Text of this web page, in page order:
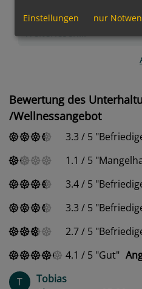
leider nur auf einem
Weiterlesen...
Bewertung des
/Wellnessangebot
3.3 / 5
1.1 / 5
3.4/ 5
3.3 / 5
2.7/ 5
4.1 / 5 Gut
T
Tobias
Einstellungen nur